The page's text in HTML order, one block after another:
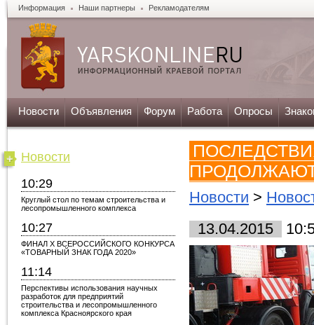
Информация Наши партнеры Рекламодателям
Новости Объявления Форум Работа Опросы
Новости
10:29
Круглый стол по темам строительства и
лесопромышленного комплекса
10:27
ФИНАЛ X ВСЕРОССИЙСКОГО КОНКУРСА
«ТОВАРНЫЙ ЗНАК ГОДА 2020»
11:14
Перспективы использования научных
разработок для предприятий
строительства и лесопромышленного
комплекса Красноярского края
Новости >
13.04.2015